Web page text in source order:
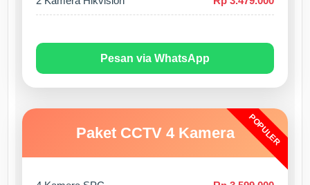
Pesan via WhatsApp
POPULER
Paket CCTV 4 Kamera